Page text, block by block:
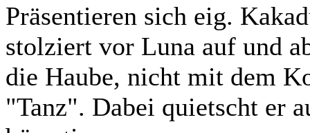
Präsentieren sich eig.
stolziert vor Luna auf und
die Haube, nicht mit dem
"Tanz". Dabei quietscht er